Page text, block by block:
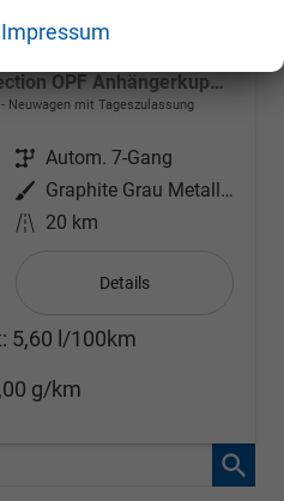
1.0 TSI DSG 85 KW Selection OPF Anhängerkupplung + Winter Paket Plus
Neuwagen mit Tageszulassung
Getriebe Autom. 7-Gang
Außenfarbe
Graphite Grau Metallic
Kilometerstand 20 km
Details
5,60 l/100km
g/km
Impressum